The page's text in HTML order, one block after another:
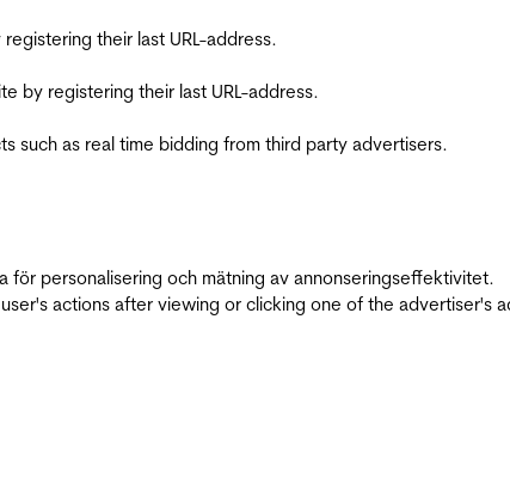
their last URL-address.
by registering their last URL-address.
such as real time bidding from third party advertisers.
för personalisering och mätning av annonseringseffektivitet.
actions after viewing or clicking one of the advertiser's